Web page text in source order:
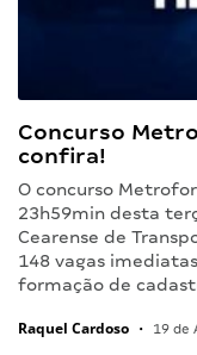
Concurso
confira!
O concurso
23h59min desta
Cearense de
148 vagas
formação de
Raquel Cardoso • 19 de